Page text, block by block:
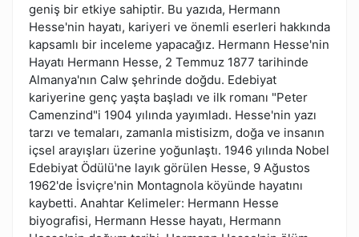
geniş bir etkiye sahiptir. Bu yazıda, Hermann
Hesse'nin hayatı, kariyeri ve önemli eserleri hakkında
kapsamlı bir inceleme yapacağız. Hermann Hesse'nin
Hayatı Hermann Hesse, 2 Temmuz 1877 tarihinde
Almanya'nın Calw şehrinde doğdu. Edebiyat
kariyerine genç yaşta başladı ve ilk romanı "Peter
Camenzind"i 1904 yılında yayımladı. Hesse'nin yazı
tarzı ve temaları, zamanla mistisizm, doğa ve insanın
içsel arayışları üzerine yoğunlaştı. 1946 yılında Nobel
Edebiyat Ödülü'ne layık görülen Hesse, 9 Ağustos
1962'de İsviçre'nin Montagnola köyünde hayatını
kaybetti. Anahtar Kelimeler: Hermann Hesse
biyografisi, Hermann Hesse hayatı, Hermann